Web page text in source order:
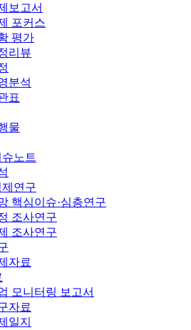
보고서
포커스
평가
리뷰
분석
표
물
노트
연구
핵심이슈·심층연구
조사연구
조사연구
자료
모니터링 보고서
자료
일지